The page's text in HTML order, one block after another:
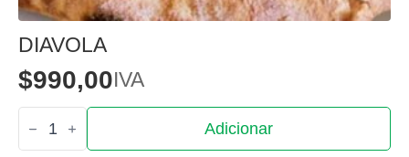
DIAVOLA
$990,00IVA
Quantidade
de
Diavola
Adicionar